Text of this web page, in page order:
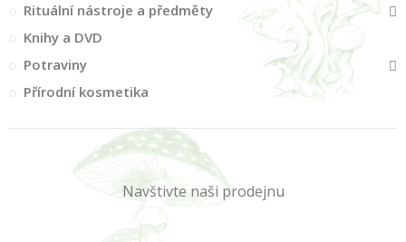
Rituální nástroje a předměty
Knihy a DVD
Potraviny
Přírodní kosmetika
Navštivte naši prodejnu